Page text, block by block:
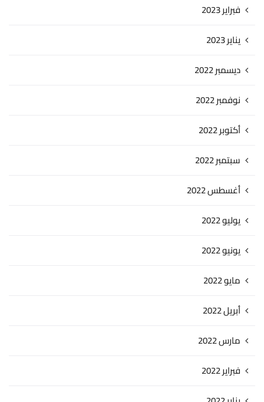
فبراير 2023
يناير 2023
ديسمبر 2022
نوفمبر 2022
أكتوبر 2022
سبتمبر 2022
أغسطس 2022
يوليو 2022
يونيو 2022
مايو 2022
أبريل 2022
مارس 2022
فبراير 2022